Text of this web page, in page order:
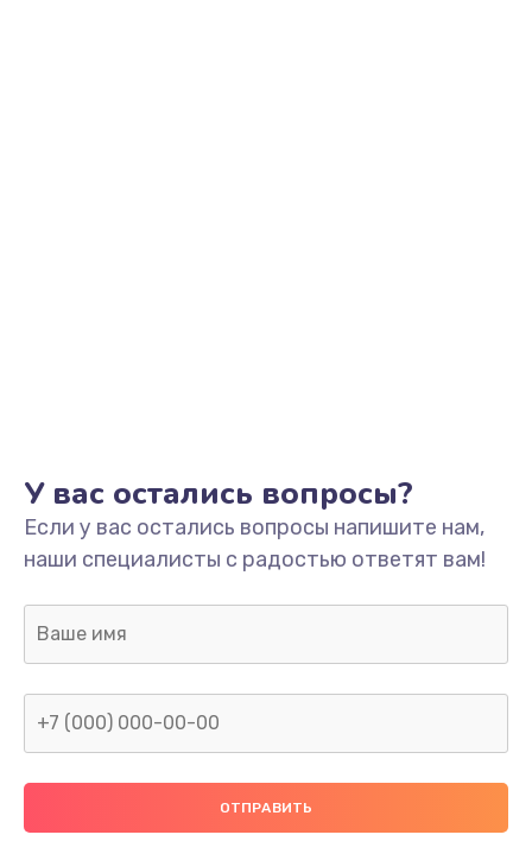
Замена/Pемонт карбюратора
1300 руб.
Заказать
Ремонт капиллярной трубки
400 руб.
У вас остались вопросы?
Если у вас остались вопросы напишите нам,
наши специалисты с радостью ответят вам!